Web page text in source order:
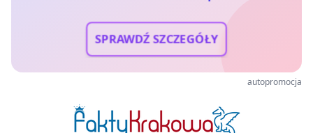
SPRAWDŹ SZCZEGÓŁY
autopromocja